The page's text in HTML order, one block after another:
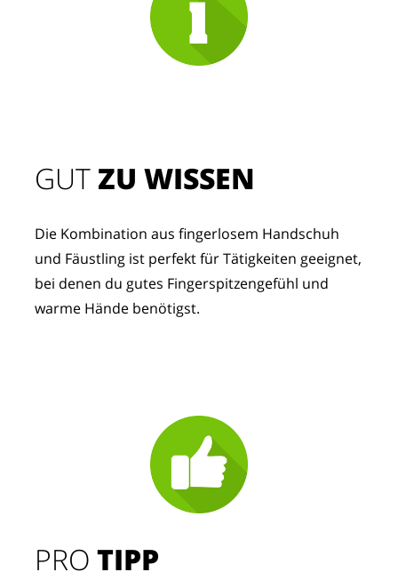
PROTIPP
GUT ZU WISSEN
Die Kombination aus fingerlosem Handschuh
und Fäustling ist perfekt für Tätigkeiten geeignet,
bei denen du gutes Fingerspitzengefühl und
warme Hände benötigst.